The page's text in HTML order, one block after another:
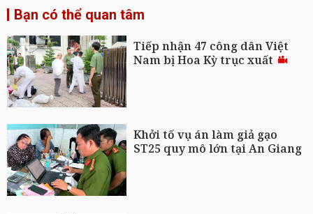
Bạn có thể quan tâm
Tiếp nhận 47 công dân Việt
Nam bị Hoa Kỳ trục xuất
Khởi tố vụ án làm giả gạo
ST25 quy mô lớn tại An Giang